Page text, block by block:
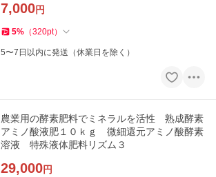
7,000円
5% （320pt）
5〜7日以内に発送（休業日を除く）
農業用の酵素肥料でミネラルを活性 熟成酵素
アミノ酸液肥１０ｋｇ 微細還元アミノ酸酵素
溶液 特殊液体肥料リズム３
29,000円